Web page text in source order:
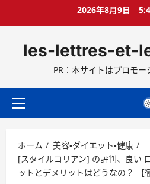
ス
ッ
2026年8月9日
les-lettres-et-
PR：本サイトはプロモ
メ
メ
ニ
ュ
ホーム
美容・ダイエット・健康
[スタイルコリアン] の評判、良い
ットとデメリットはどうなの？ 【